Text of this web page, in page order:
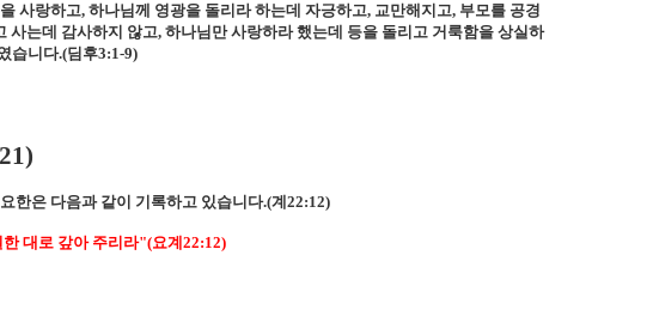
사랑하고, 하나님께 영광을 돌리라 하는데 자긍하고, 교만해지고, 부모를 공경
사는데 감사하지 않고, 하나님만 사랑하라 했는데 등을 돌리고 거룩함을 상실하
습니다.(딤후3:1-9)
한은 다음과 같이 기록하고 있습니다.(계 22:12)
대로 갚아 주리라"(요계 22:12)